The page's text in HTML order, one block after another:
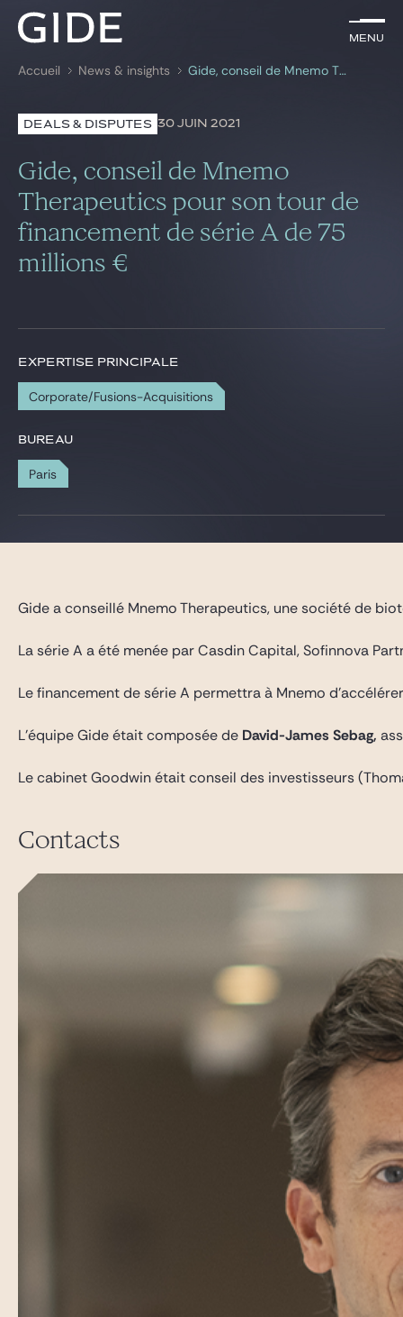
Menu
Rechercher par mots-clés
Menu
Avocats
Expertises
Global
News & insights
Gide Pro Bono et RSE
Blog Real Estate
Contact
Accueil News & insights Gide, conseil de Mnemo Therapeutics pour son tour de financement de série A de 75 millions €
DEALS & DISPUTES 30 JUIN 2021
Gide, conseil de Mnemo
Therapeutics pour son tour de
financement de série A de 75
millions €
EXPERTISE PRINCIPALE
Corporate/Fusions-Acquisitions
BUREAU
Paris
Gide a conseillé Mnemo Therapeutics, une société de
La série A a été menée par Casdin Capital, Sofinnova
Le financement de série A permettra à Mnemo
L’équipe Gide était composée de David-James Sebag,
Le cabinet Goodwin était conseil des investisseurs
Contacts